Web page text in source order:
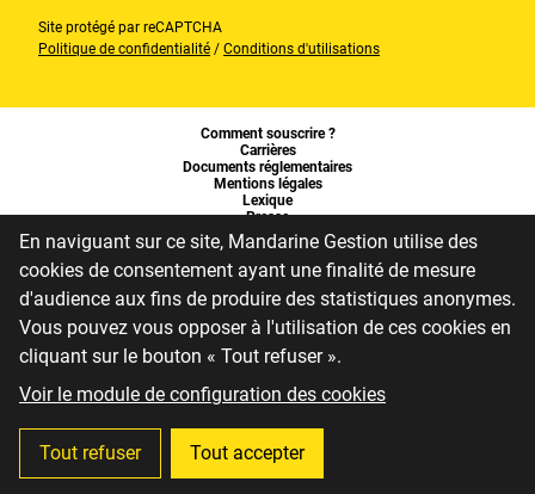
Page non trouvée
Site protégé par reCAPTCHA
Politique de confidentialité / Conditions d'utilisations
Comment souscrire ?
Carrières
Documents réglementaires
Mentions légales
Lexique
Presse
Gestion des cookies
Traitement des réclamations
Fonds de Garantie des Dépôts et de Résolution
Mandarine Gestion
En naviguant sur ce site, Mandarine Gestion utilise des
cookies de consentement ayant une finalité de mesure
d'audience aux fins de produire des statistiques anonymes.
Vous pouvez vous opposer à l'utilisation de ces cookies en
cliquant sur le bouton « Tout refuser ».
Voir le module de configuration des cookies
Tout refuser Tout accepter